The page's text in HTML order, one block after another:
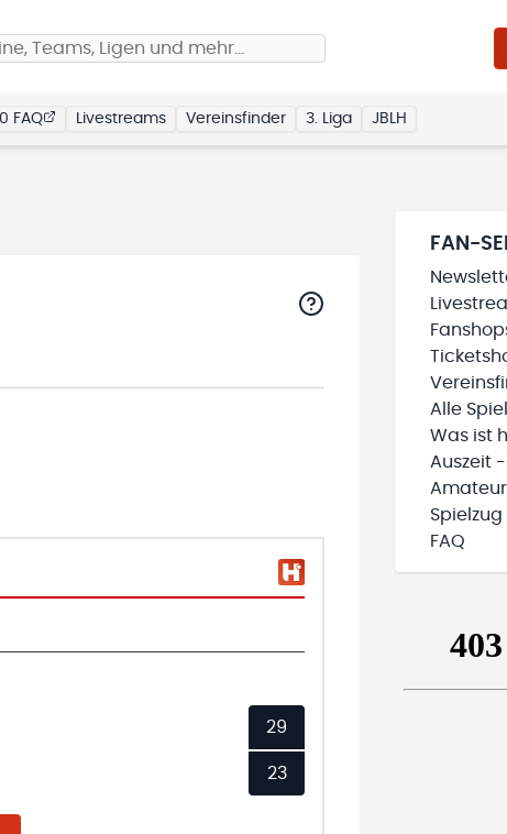
Teams, Ligen und mehr…
FAQ Livestreams Vereinsfinder 3. Liga JBLH
29
23
FAN-
Alle
Was ist
Auszeit
FAQ